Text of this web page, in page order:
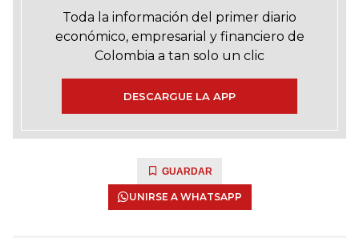
Toda la información del primer diario
económico, empresarial y financiero de
Colombia a tan solo un clic
DESCARGUE LA APP
GUARDAR
UNIRSE A WHATSAPP